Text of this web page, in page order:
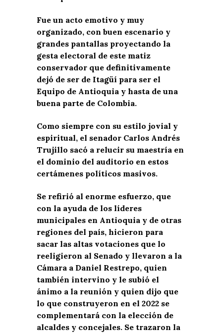
Fue un acto emotivo y muy
organizado, con buen escenario y
grandes pantallas proyectando la
gesta electoral de este matiz
conservador que definitivamente
dejó de ser de Itagüí para ser el
Equipo de Antioquia y hasta de una
buena parte de Colombia.
Como siempre con su estilo jovial y
espiritual, el senador Carlos Andrés
Trujillo sacó a relucir su maestría en
el dominio del auditorio en estos
certámenes políticos masivos.
Se refirió al enorme esfuerzo, que
con la ayuda de los líderes
municipales en Antioquia y de otras
regiones del país, hicieron para
sacar las altas votaciones que lo
reeligieron al Senado y llevaron a la
Cámara a Daniel Restrepo, quien
también intervino y le subió el
ánimo a la reunión y quien dijo que
lo que construyeron en el 2022 se
complementará con la elección de
alcaldes y concejales. Se trazaron la